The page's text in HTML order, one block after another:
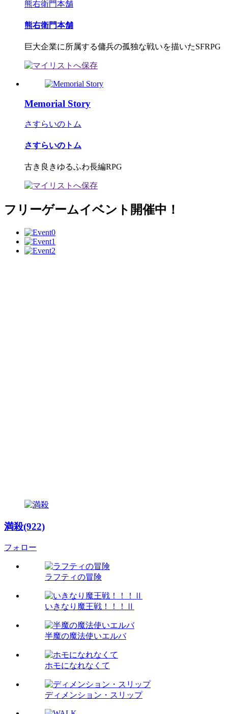
熊右衛門本舗
熊右衛門本舗
巨大企業に所属する傭兵の孤独な戦いを描いたSFRPG
Memorial Story
さすらいのトム
さすらいのトム
古き良きゆるふわ長編RPG
フリーゲームイベント開催中！
満殺(922)
フォロー
ラフティの冒険
いきなり魔王戦！！！Ⅱ
半魔の魔法使いエルバ
ホモになれなくて
ディメンション・スリップ